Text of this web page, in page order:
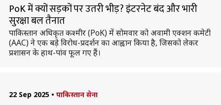
PoK में क्यों सड़कों पर उतरी भीड़? इंटरनेट बंद और भारी
सुरक्षा बल तैनात
पाकिस्तान अधिकृत कश्मीर (PoK) में सोमवार को अवामी एक्शन कमेटी
(AAC) ने एक बड़े विरोध-प्रदर्शन का आह्वान किया है, जिसको लेकर
प्रशासन के हाथ-पांव फूल गए हैं।
22 Sep 2025 • पाकिस्तान सेना